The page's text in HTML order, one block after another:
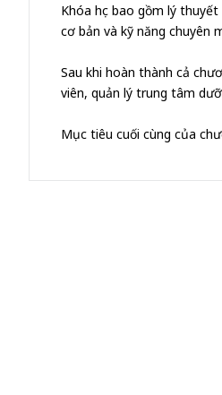
Khóa học bao gồm lý
cơ bản và kỹ năng chuyên
Sau khi hoàn thành cả
viên, quản lý trung tâm
Mục tiêu cuối cùng của